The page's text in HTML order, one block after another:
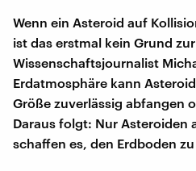
Wenn ein Asteroid auf
ist das erstmal kein Grund
Wissenschaftsjournalist
Erdatmosphäre kann
Größe zuverlässig abfangen
Daraus folgt: Nur Asteroiden
schaffen es, den Erdboden